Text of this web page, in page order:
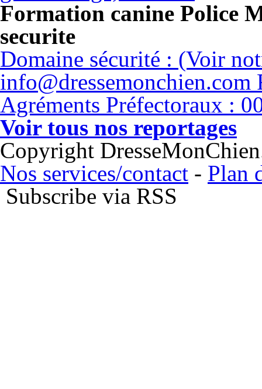
Formation canine Police
securite
Domaine sécurité : (Voir
info@dressemonchien.com
Agréments Préfectoraux :
Voir tous nos reportages
Copyright
Nos services/contact - Plan
Subscribe via RSS